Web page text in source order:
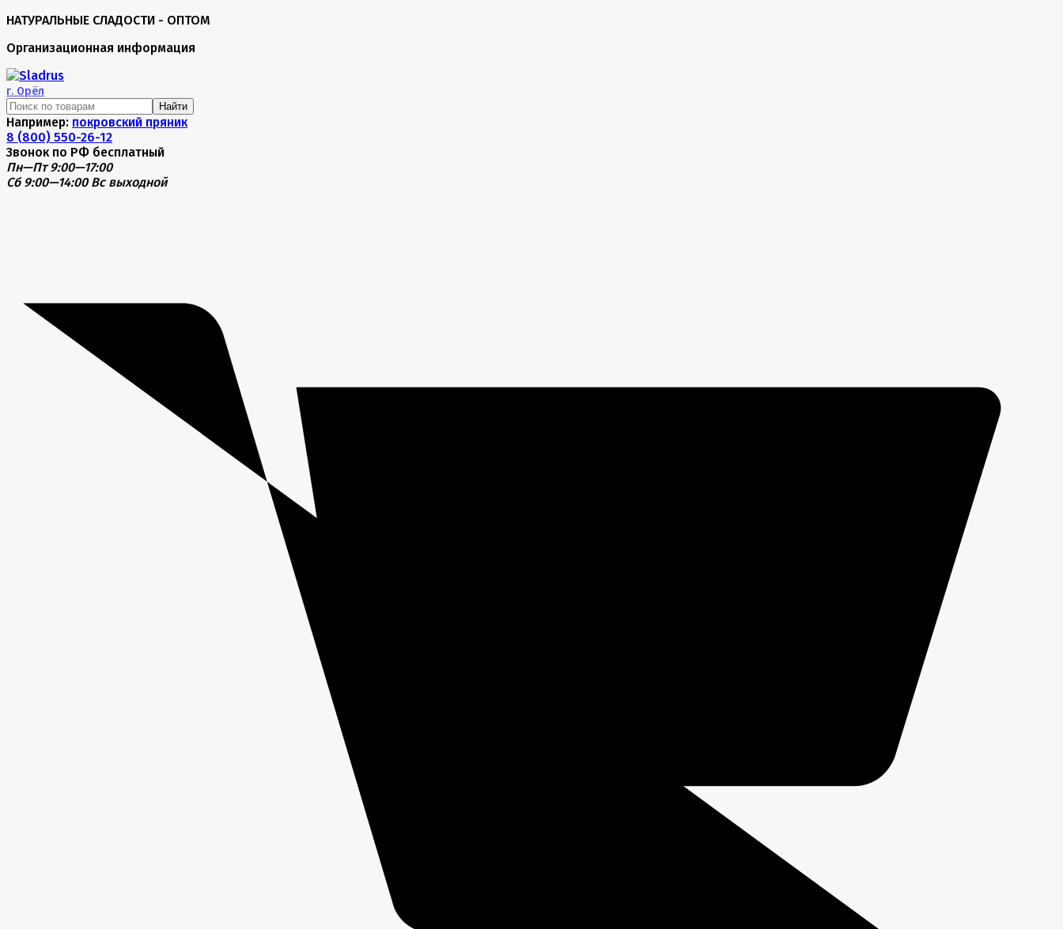
НАТУРАЛЬНЫЕ СЛАДОСТИ - ОПТОМ
Организационная информация
г. Орёл
Найти
Например: покровский пряник
8 (800) 550-26-12
Звонок по РФ бесплатный
Пн—Пт 9:00—17:00
Сб 9:00—14:00 Вс выходной